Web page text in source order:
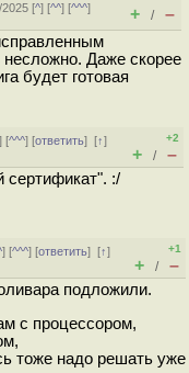
[^] [^^] [^^^]
+ / –
несложно. Даже скорее
будет готовая
] [^^^] [ответить][↑]
+2
+ / –
сертификат". :/
] [^^^] [ответить][↑]
+1
+ / –
подложили.
с процессором,
тоже надо решать уже